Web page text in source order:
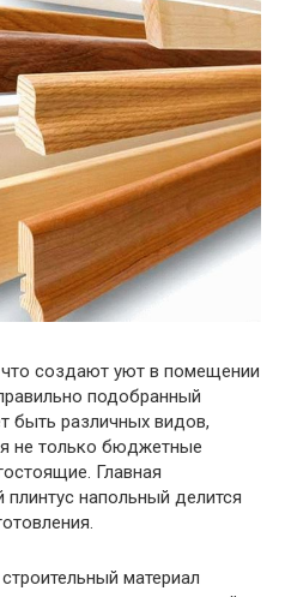
создают уют в помещении
подобранный
быть различных видов,
не только бюджетные
Главная
плинтус напольный делится
материал